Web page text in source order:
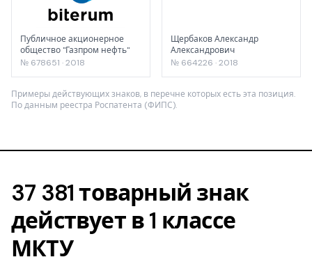
Публичное акционерное
общество "Газпром нефть"
№ 678651 · 2018
Щербаков Александр
Александрович
№ 664226 · 2018
Примеры действующих знаков, в перечне которых есть эта позиция.
По данным реестра Роспатента (ФИПС).
37 381 товарный знак
действует в 1 классе
МКТУ